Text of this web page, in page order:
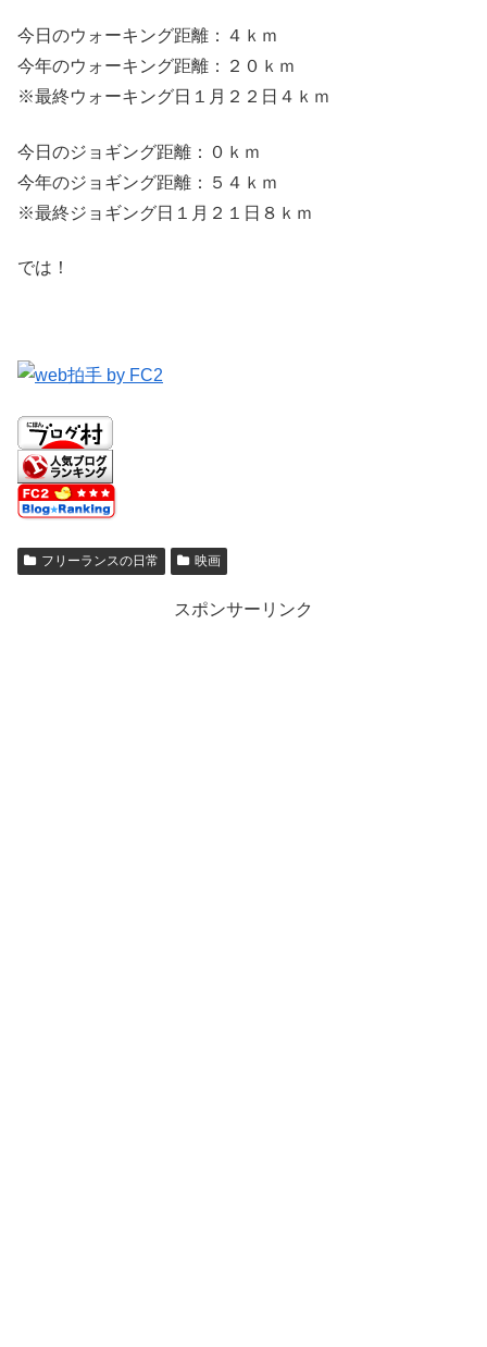
今日のウォーキング距離：４ｋｍ
今年のウォーキング距離：２０ｋｍ
※最終ウォーキング日１月２２日４ｋｍ
今日のジョギング距離：０ｋｍ
今年のジョギング距離：５４ｋｍ
※最終ジョギング日１月２１日８ｋｍ
では！
フリーランスの日常 映画
スポンサーリンク